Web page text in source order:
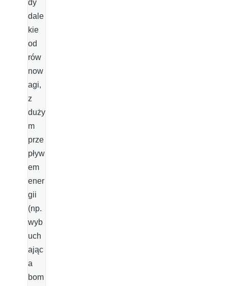
dy
dale
kie
od
rów
now
agi,
z
duży
m
prze
pływ
em
ener
gii
(np.
wyb
uch
ając
a
bom